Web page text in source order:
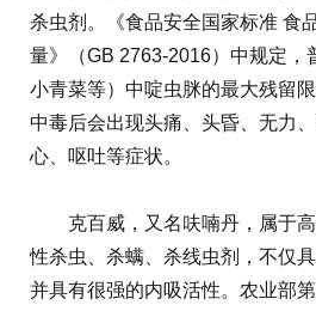
杀虫剂。《食品安全国家标准 食
量》（GB 2763-2016）中规定，
小青菜等）中啶虫脒的最大残留
中毒后会出现头痛、头昏、无力
心、呕吐等症状。
克百威，又名呋喃丹，属于高
性杀虫、杀螨、杀线虫剂，不仅
并具有很强的内吸活性。农业部